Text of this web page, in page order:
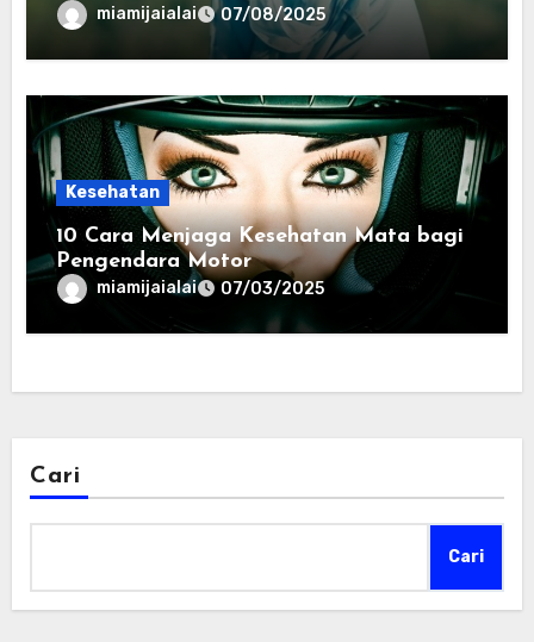
miamijaialai 07/08/2025
Kesehatan
10 Cara Menjaga Kesehatan Mata bagi
Pengendara Motor
miamijaialai 07/03/2025
Cari
Cari